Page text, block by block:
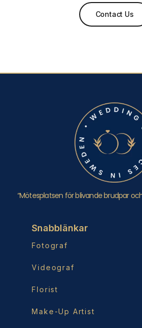
Contact Us
“Mötesplatsen för blivande brudpar
Snabblänkar
Fotograf
Videograf
Florist
Make-Up Artist